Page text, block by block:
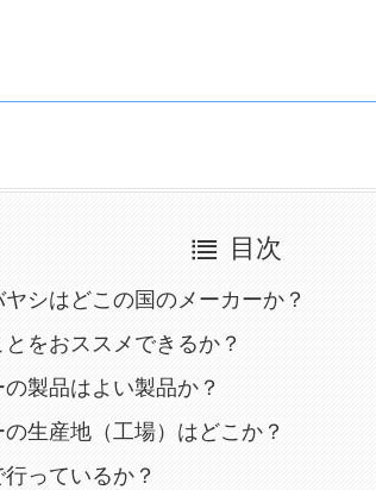
目次
シはどこの国のメーカーか？
をおススメできるか？
製品はよい製品か？
生産地（工場）はどこか？
っているか？